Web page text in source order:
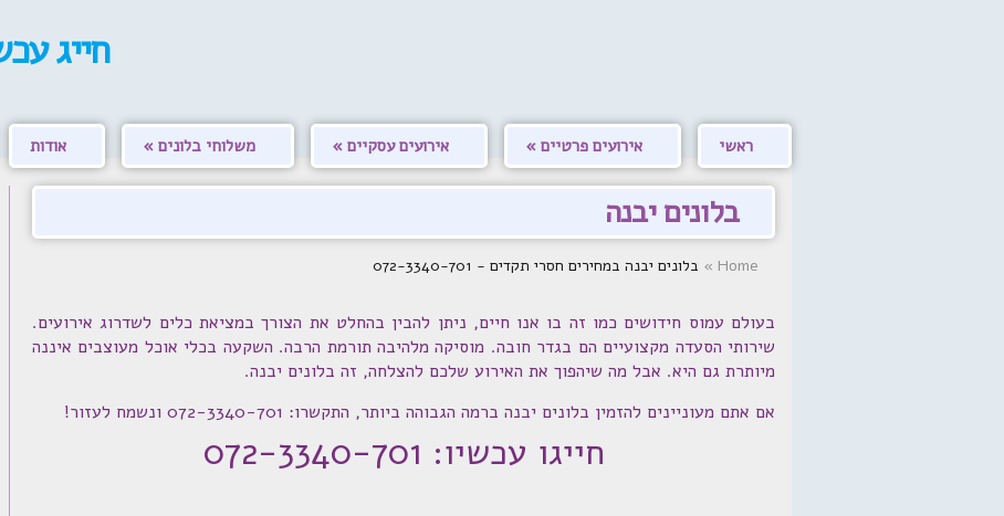
חייג
ראשי אירועים פרטיים אירועים עסקיים משלוחי בלונים אודות
בלונים יבנה
Home
» בלונים יבנה במחירים חסרי תקדים - 072-3340-701
בעולם עמוס חידושים כמו זה בו אנו חיים, ניתן להבין בהחלט את הצורך במציאת כלים לשדרוג אירועים.
שירותי הסעדה מקצועיים הם בגדר חובה. מוסיקה מלהיבה תורמת הרבה. השקעה בכלי אוכל מעוצבים איננה
מיותרת גם היא. אבל מה שיהפוך את האירוע שלכם להצלחה, זה בלונים יבנה.
אם אתם מעוניינים להזמין בלונים יבנה ברמה הגבוהה ביותר, התקשרו: 072-3340-701 ונשמח לעזור!
חייגו עכשיו: 072-3340-701